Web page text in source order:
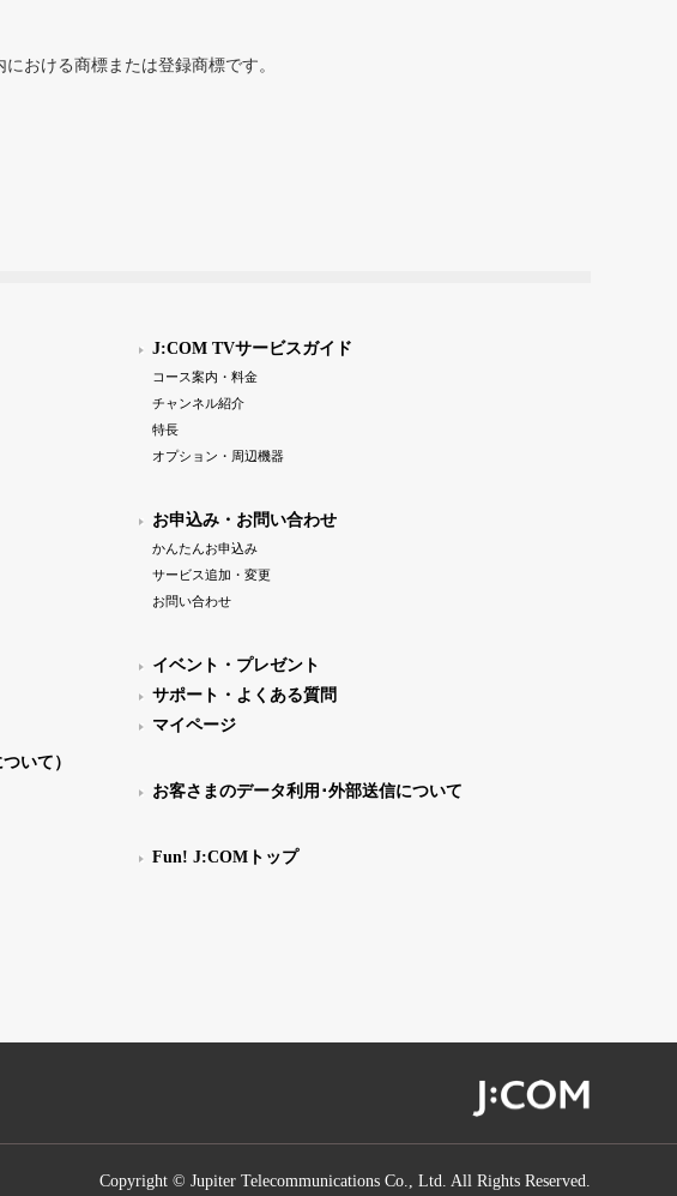
おける商標または登録商標です。
いて）
J:COM TVサービスガイド
コース案内・料金
チャンネル紹介
特長
オプション・周辺機器
お申込み・お問い合わせ
かんたんお申込み
サービス追加・変更
お問い合わせ
イベント・プレゼント
サポート・よくある質問
マイページ
お客さまのデータ利用･外部送信について
Fun! J:COMトップ
Copyright © Jupiter Telecommunications Co., Ltd. All Rights Reserved.